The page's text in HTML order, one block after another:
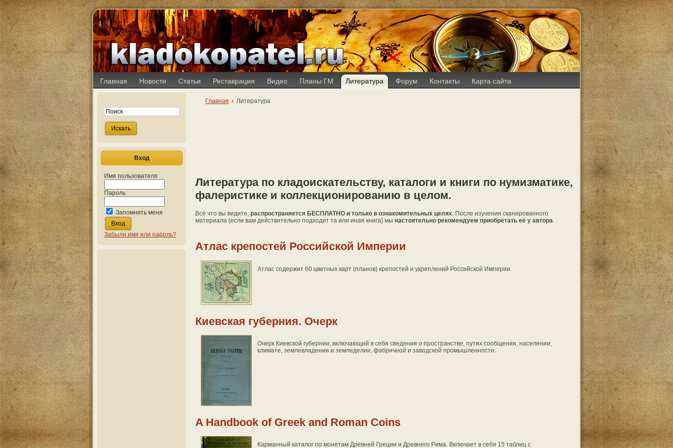
Главная Новости Статьи Реставрация Видео Планы ГМ Литература Форум Контакты Карта сайта
Вход
Имя пользователя
Пароль
Запомнить меня
Забыли имя или пароль?
Главная Литература
Литература по кладоискательству, каталоги и книги по нумизматике,
фалеристике и коллекционированию в целом.
Всё что вы видите, распространяется БЕСПЛАТНО и только в ознакомительных целях. После изучения сканированного
материала (если вам действительно подходит та или иная книга) мы настоятельно рекомендуем приобретать её у автора.
Атлас крепостей Российской Империи
Атлас содержит 60 цветных карт (планов) крепостей и укреплений Российской Империи.
Киевская губерния. Очерк
Очерк Киевской губернии, включающий в себя сведения о пространстве, путях сообщения, населении,
климате, землевладении и земледелии, фабричной и заводской промышленности.
A Handbook of Greek and Roman Coins
Карманный каталог по монетам Древней Греции и Древнего Рима. Включает в себя 15 таблиц с